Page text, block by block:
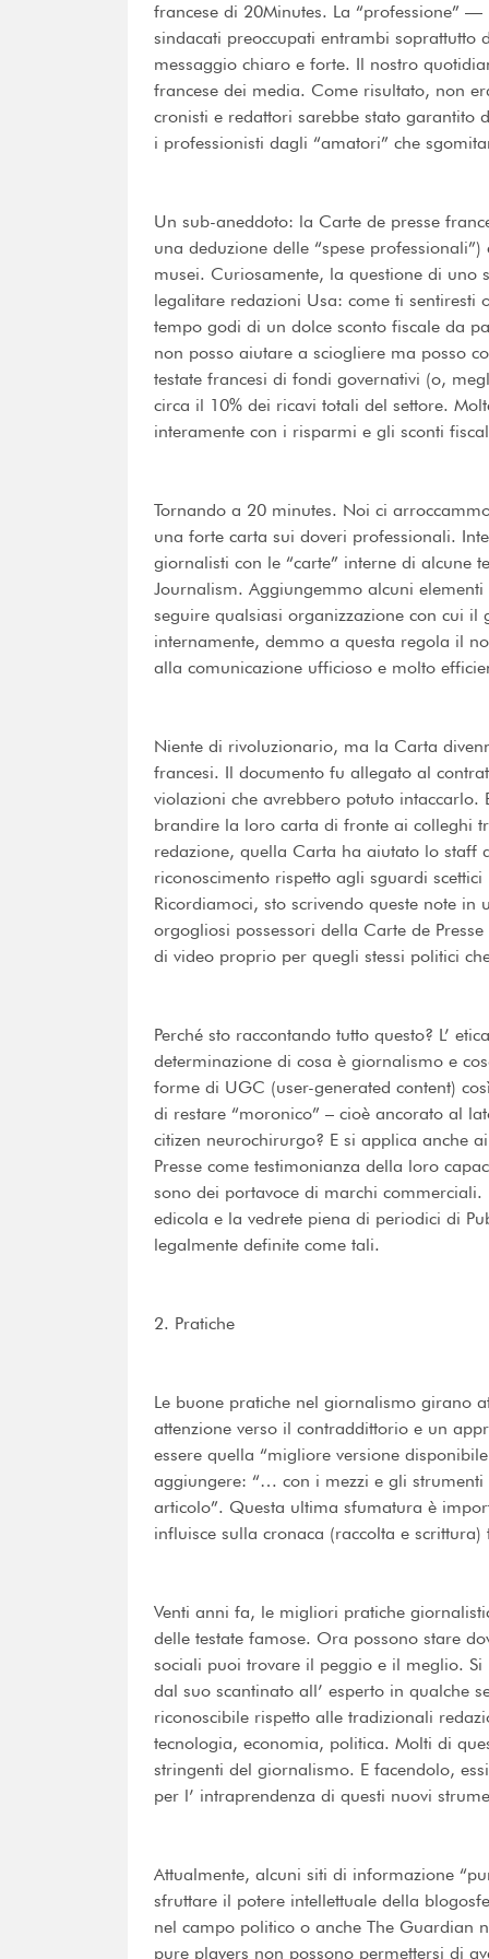
francese di 20Minutes. La “professione”
sindacati preoccupati entrambi soprattutto
messaggio chiaro e forte. Il nostro
francese dei media. Come risultato, non
cronisti e redattori sarebbe stato garantito
i professionisti dagli “amatori” che
Un sub-aneddoto: la Carte de presse
una deduzione delle “spese
musei. Curiosamente, la questione di uno
legalitare redazioni Usa: come ti
tempo godi di un dolce sconto fiscale da
non posso aiutare a sciogliere ma posso
testate francesi di fondi governativi (o,
circa il 10% dei ricavi totali del settore.
interamente con i risparmi e gli sconti
Tornando a 20 minutes. Noi ci
una forte carta sui doveri professionali.
giornalisti con le “carte” interne di alcune
Journalism. Aggiungemmo alcuni
seguire qualsiasi organizzazione con cui
internamente, demmo a questa regola il
alla comunicazione ufficioso e molto
Niente di rivoluzionario, ma la Carta
francesi. Il documento fu allegato al
violazioni che avrebbero potuto
brandire la loro carta di fronte ai colleghi
redazione, quella Carta ha aiutato lo staff
riconoscimento rispetto agli sguardi
Ricordiamoci, sto scrivendo queste note
orgogliosi possessori della Carte de
di video proprio per quegli stessi politici
Perché sto raccontando tutto questo? L’
determinazione di cosa è giornalismo e
forme di UGC (user-generated content)
di restare “moronico” – cioè ancorato al
citizen neurochirurgo? E si applica anche
Presse come testimonianza della loro
sono dei portavoce di marchi
edicola e la vedrete piena di periodici di
legalmente definite come tali.
2. Pratiche
Le buone pratiche nel giornalismo girano
attenzione verso il contraddittorio e un
essere quella “migliore versione
aggiungere: “… con i mezzi e gli
articolo”. Questa ultima sfumatura è
influisce sulla cronaca (raccolta e
Venti anni fa, le migliori pratiche
delle testate famose. Ora possono stare
sociali puoi trovare il peggio e il meglio.
dal suo scantinato all’ esperto in qualche
riconoscibile rispetto alle tradizionali
tecnologia, economia, politica. Molti di
stringenti del giornalismo. E facendolo,
per l’ intraprendenza di questi nuovi
Attualmente, alcuni siti di informazione
sfruttare il potere intellettuale della
nel campo politico o anche The Guardian
pure players non possono permettersi di